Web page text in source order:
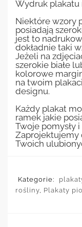
Wydruk plakatu
Niektóre wzory
posiadają
jest to
dokładnie taki
Jeżeli na
szerokie białe
kolorowe
na twoim
designu.
Każdy plakat
ramek jakie
Twoje pomysły
Zaprojektujemy
Twoich
Kategorie:
rośliny, Plakaty